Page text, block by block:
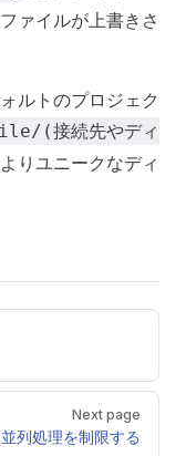
ァイルが上書きさ
ルトのプロジェク
(接続先やディ
りユニークなディ
Next page
並列処理を制限する